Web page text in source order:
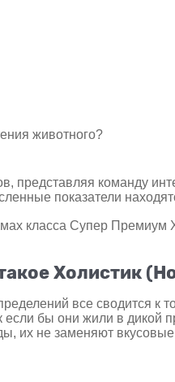
животного?
представляя команду
показатели
класса Супер Премиум
Холистик
все сводится к
если бы они жили в дикой
их не заменяют вкусовые